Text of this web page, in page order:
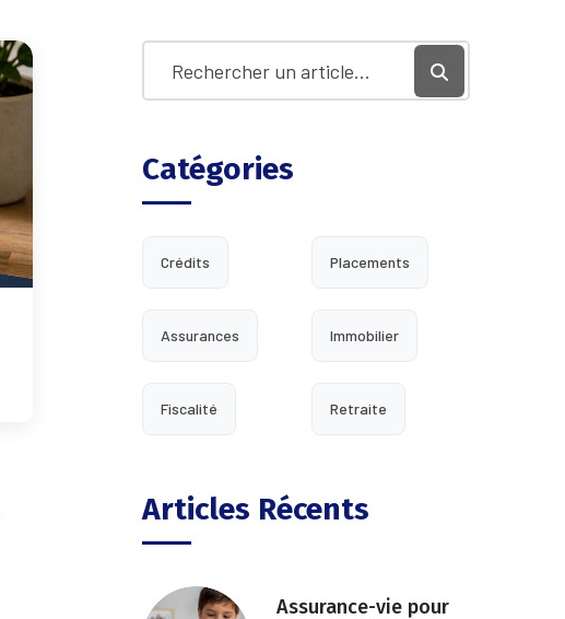
Catégories
Crédits Placements
Assurances Immobilier
Fiscalité Retraite
Articles Récents
Assurance-vie pour